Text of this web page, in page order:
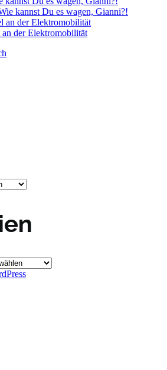
kannst Du es wagen, Gianni?!
an der Elektromobilität
der Elektromobilität